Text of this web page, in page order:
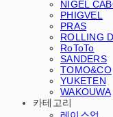
NIGEL
PHIGVEL
PRAS
ROLLING
RoToTo
SANDERS
TOMO&CO
YUKETEN
WAKOUWA
카테고리
레이스업